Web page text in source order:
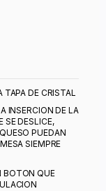
DE CRISTAL
INSERCION DE LA
SE DESLICE,
PUEDAN
SIEMPRE
BOTON QUE